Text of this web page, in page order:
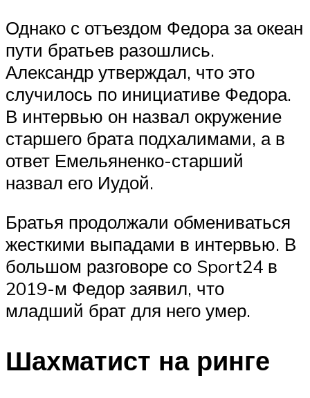
Однако с отъездом Федора за океан
пути братьев разошлись.
Александр утверждал, что это
случилось по инициативе Федора.
В интервью он назвал окружение
старшего брата подхалимами, а в
ответ Емельяненко-старший
назвал его Иудой.
Братья продолжали обмениваться
жесткими выпадами в интервью. В
большом разговоре со Sport24 в
2019-м Федор заявил, что
младший брат для него умер.
Шахматист на ринге